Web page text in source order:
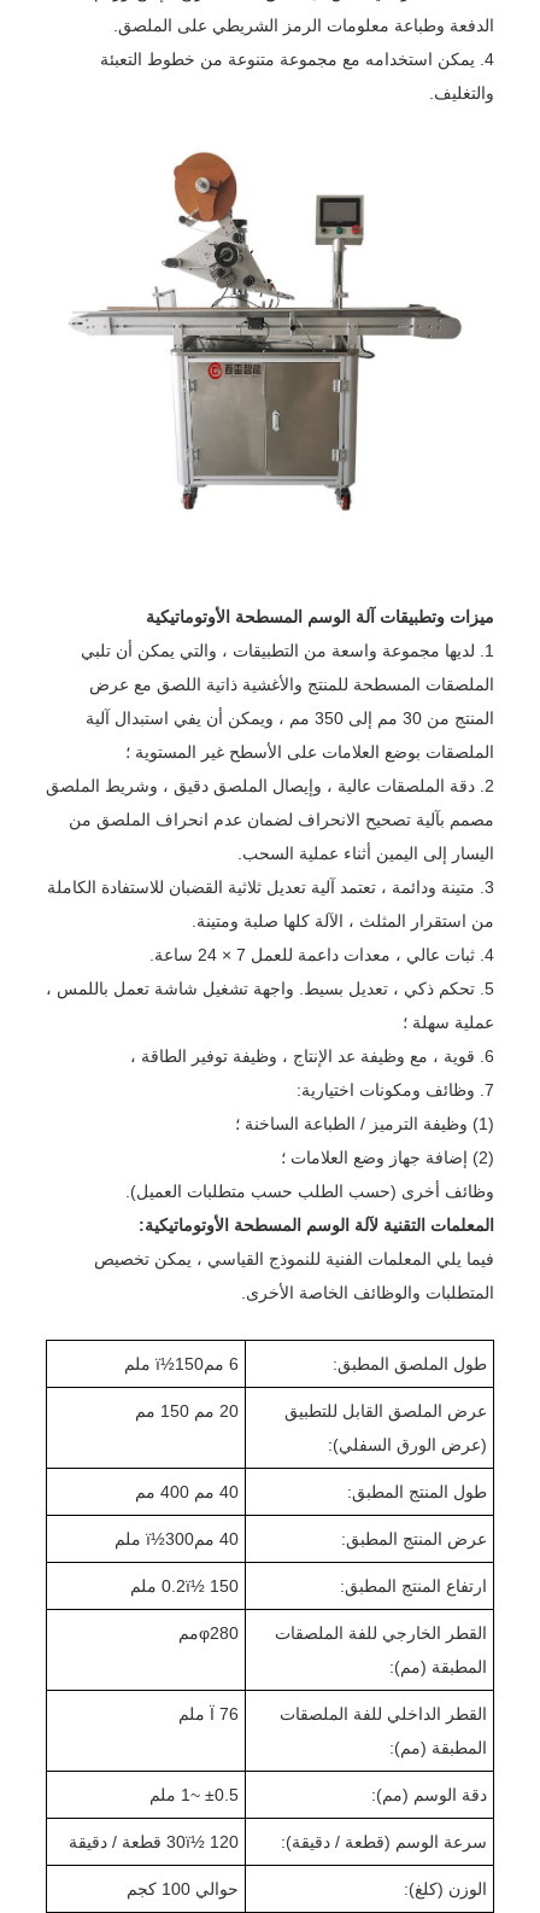
الدفعة وطباعة معلومات الرمز الشريطي على الملصق.
4. يمكن استخدامه مع مجموعة متنوعة من خطوط التعبئة
والتغليف.
ميزات وتطبيقات آلة الوسم المسطحة الأوتوماتيكية
1. لديها مجموعة واسعة من التطبيقات ، والتي يمكن أن تلبي
الملصقات المسطحة للمنتج والأغشية ذاتية اللصق مع عرض
المنتج من 30 مم إلى 350 مم ، ويمكن أن يفي استبدال آلية
الملصقات بوضع العلامات على الأسطح غير المستوية ؛
2. دقة الملصقات عالية ، وإيصال الملصق دقيق ، وشريط الملصق
مصمم بآلية تصحيح الانحراف لضمان عدم انحراف الملصق من
اليسار إلى اليمين أثناء عملية السحب.
3. متينة ودائمة ، تعتمد آلية تعديل ثلاثية القضبان للاستفادة الكاملة
من استقرار المثلث ، الآلة كلها صلبة ومتينة.
4. ثبات عالي ، معدات داعمة للعمل 7 × 24 ساعة.
5. تحكم ذكي ، تعديل بسيط. واجهة تشغيل شاشة تعمل باللمس ،
عملية سهلة ؛
6. قوية ، مع وظيفة عد الإنتاج ، وظيفة توفير الطاقة ،
7. وظائف ومكونات اختيارية:
(1) وظيفة الترميز / الطباعة الساخنة ؛
(2) إضافة جهاز وضع العلامات ؛
وظائف أخرى (حسب الطلب حسب متطلبات العميل).
المعلمات التقنية لآلة الوسم المسطحة الأوتوماتيكية:
فيما يلي المعلمات الفنية للنموذج القياسي ، يمكن تخصيص
المتطلبات والوظائف الخاصة الأخرى.
طول الملصق المطبق: 6 ممï½ 150 ملم
عرض الملصق القابل للتطبيق
(عرض الورق السفلي):
20 مم 150 مم
طول المنتج المطبق: 40 مم 400 مم
عرض المنتج المطبق: 40 ممï½ 300 ملم
ارتفاع المنتج المطبق: 0 .2ï½ 150 ملم
القطر الخارجي للفة الملصقات
المطبقة (مم):
φ280 مم
القطر الداخلي للفة الملصقات
المطبقة (مم):
Ï 76 ملم
دقة الوسم (مم): ±0.5 ~ 1 ملم
سرعة الوسم (قطعة / دقيقة): 30ï½ 1 20 قطعة / دقيقة
الوزن (كلغ): حوالي 1 00 كجم